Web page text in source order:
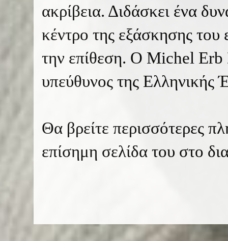
ακρίβεια. Διδάσκει ένα
κέντρο της εξάσκησης του
την επίθεση. Ο Michel Erb
υπεύθυνος της Ελληνικής
Θα βρείτε περισσότερες
επίσημη σελίδα του στο